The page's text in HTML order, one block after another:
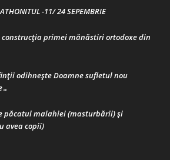
-11/ 24 SEPEMBRIE
construcţia primei mănăstiri ortodoxe din
odihnește Doamne sufletul nou
păcatul malahiei (masturbării) şi
avea copii)